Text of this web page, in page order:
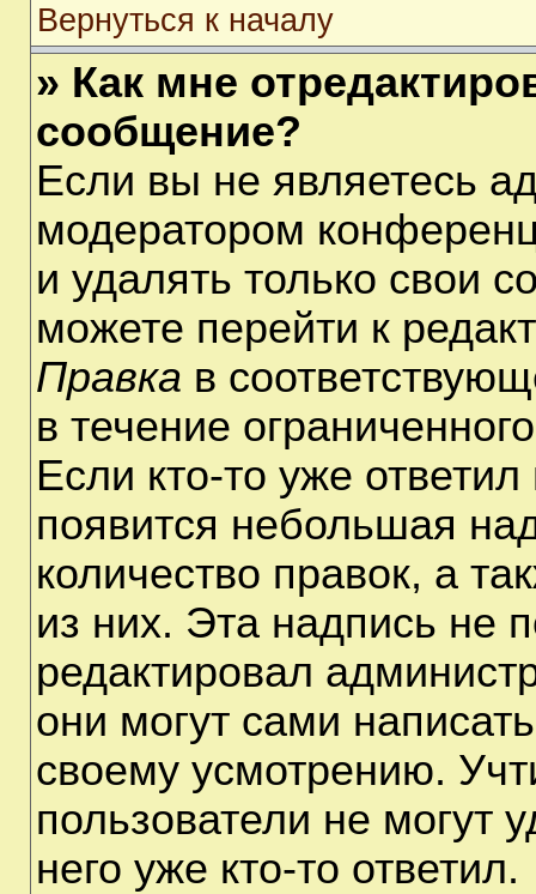
Вернуться к началу
» Как мне
сообщение?
Если вы не являетесь
модератором
и удалять только свои
можете перейти к
Правка в
в течение
Если кто-то уже
появится небольшая
количество правок, а
из них. Эта надпись не
редактировал
они могут сами
своему усмотрению.
пользователи не могут
него уже кто-то ответил.